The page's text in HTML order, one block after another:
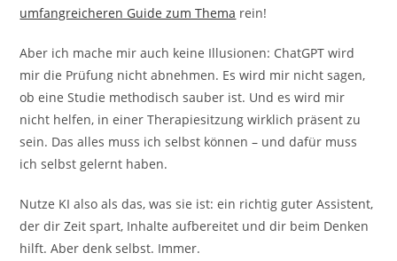
umfangreicheren Guide zum Thema rein!
Aber ich mache mir auch keine Illusionen: ChatGPT wird
mir die Prüfung nicht abnehmen. Es wird mir nicht sagen,
ob eine Studie methodisch sauber ist. Und es wird mir
nicht helfen, in einer Therapiesitzung wirklich präsent zu
sein. Das alles muss ich selbst können – und dafür muss
ich selbst gelernt haben.
Nutze KI also als das, was sie ist: ein richtig guter Assistent,
der dir Zeit spart, Inhalte aufbereitet und dir beim Denken
hilft. Aber denk selbst. Immer.